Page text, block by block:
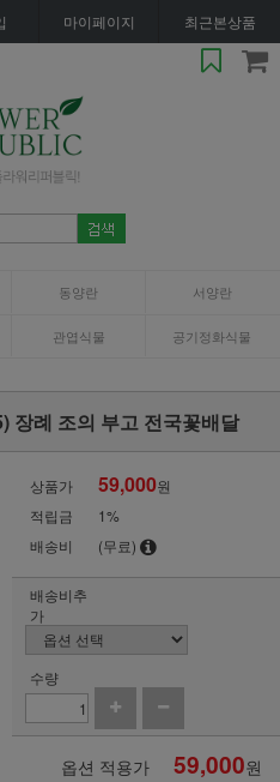
마이페이지 최근본상품
동양란 서양란
관엽식물 공기정화식물
장례 조의 부고 전국꽃배달
상품가 59,000원
적립금
1%
배송비
(무료)
배송비추
가
수량
옵션 적용가 59,000원